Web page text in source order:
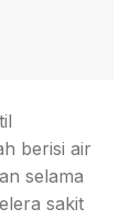
berisi air
selama
sakit